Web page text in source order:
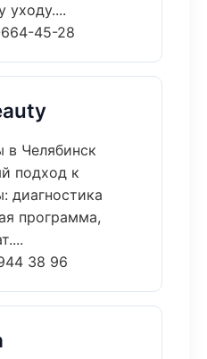
уходу....
45-28
в Челябинск
подход к
диагностика
программа,
38 96